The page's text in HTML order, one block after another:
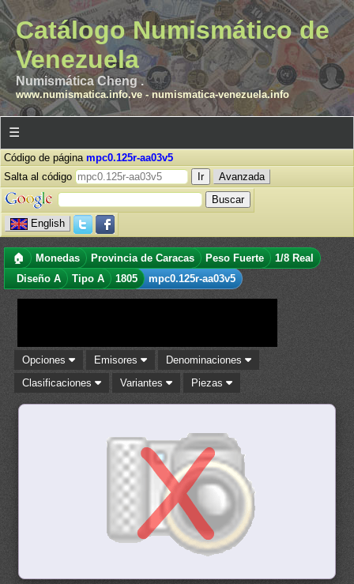
Catálogo Numismático de
Venezuela
Numismática Cheng .
www.numismatica.info.ve- numismatica-venezuela.info
☰
Código de página mpc0.125r-aa03v5
Salta al código
Avanzada
English
🏠 Monedas Provincia de Caracas Peso Fuerte
1/8 Real
Diseño A
Tipo A 1805 mpc0.125r-aa03v5
Opciones Emisores
Denominaciones
Clasificaciones
Variantes Piezas